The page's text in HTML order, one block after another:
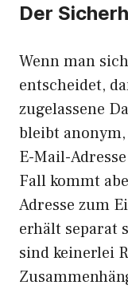
Der
Wenn man
entscheidet,
zugelassene
bleibt
E-Mail-
Fall kommt
Adresse zum
erhält separat
sind keinerlei